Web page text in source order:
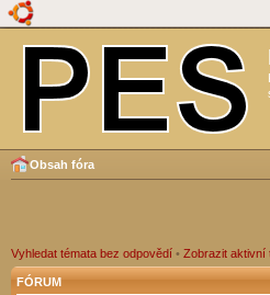
Obsah fóra
Vyhledat témata bez odpovědí • Zobrazit aktivní
FÓRUM